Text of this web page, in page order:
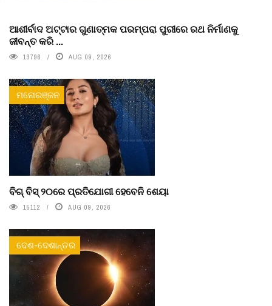
ଆଶୀର୍ବାଦ ଅଟ୍ଟାର ଗୁଣାତ୍ମକ ପରମ୍ପରା ପୁରୀରେ ରଥ ନିର୍ମାଣକୁ
ଜୀବନ୍ତ କରି ...
13796 AUG 09, 2026
ମନୋରଞ୍ଜନ
ବିଗ୍ ବିସ୍ ୨୦ରେ ପ୍ରତିଯୋଗୀ ହେବେନି ଶେୟା
15112 AUG 09, 2026
ଦେଶ-ଦେଶାନ୍ତର